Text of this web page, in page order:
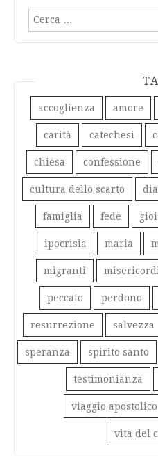
Ricerca
per:
accoglienza amore
carità catechesi
chiesa confessione
cultura dello scarto
famiglia fede
ipocrisia maria
migranti
peccato perdono
resurrezione salvezza
speranza spirito santo
testimonianza
viaggio apostolico
vita del